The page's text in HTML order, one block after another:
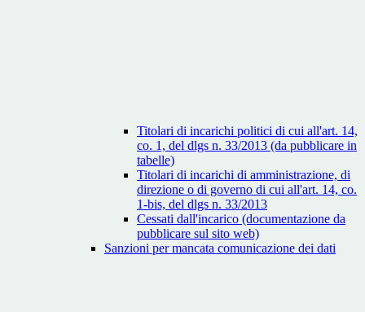
Titolari di incarichi politici di cui all'art. 14,
co. 1, del dlgs n. 33/2013 (da pubblicare in
tabelle)
Titolari di incarichi di amministrazione, di
direzione o di governo di cui all'art. 14, co.
1-bis, del dlgs n. 33/2013
Cessati dall'incarico (documentazione da
pubblicare sul sito web)
Sanzioni per mancata comunicazione dei dati